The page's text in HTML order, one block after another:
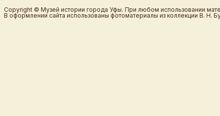
Copyright © Музей истории города Уфы. При любом использовании
В оформлении сайта использованы фотоматериалы из коллекции В. Н.